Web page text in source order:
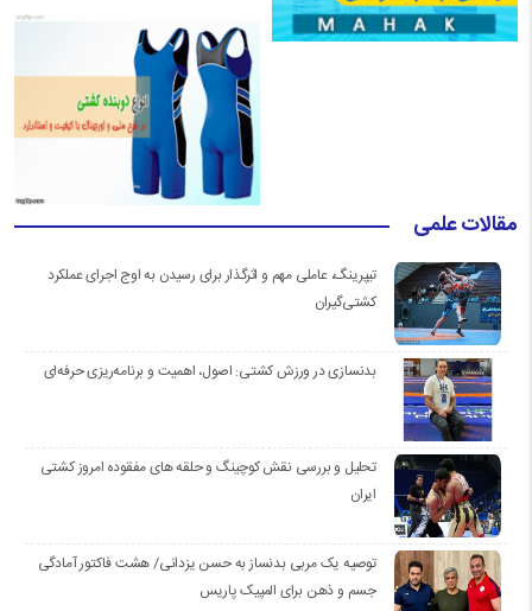
مقالات علمی
تیپرینگ، عاملی مهم و اثرگذار برای رسیدن به اوج اجرای عملکرد
کشتی‌گیران
بدنسازی در ورزش کشتی: اصول، اهمیت و برنامه‌ریزی حرفه‌ای
تحلیل و بررسی نقش کوچینگ و حلقه های مفقوده امروز کشتی
ایران
توصیه یک مربی بدنساز به حسن یزدانی/ هشت فاکتور آمادگی
جسم و ذهن برای المپیک پاریس